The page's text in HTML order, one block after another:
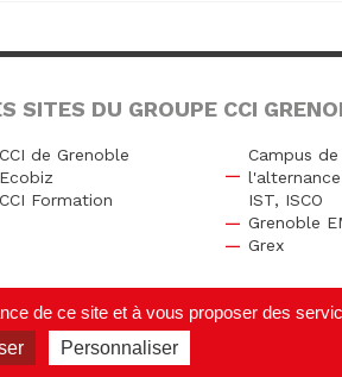
SITES DU GROUPE CCI
CCI de Grenoble
Ecobiz
CCI Formation
Campus de
IST, ISCO
Grenoble
Grex
de ce site et à vous proposer des
Personnaliser